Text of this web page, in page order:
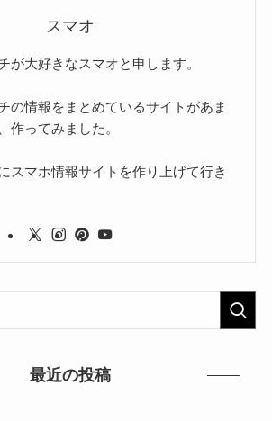
スマオ
が大好きなスマオと申します。
の情報をまとめているサイトがあま
作ってみました。
スマホ情報サイトを作り上げて行き
最近の投稿